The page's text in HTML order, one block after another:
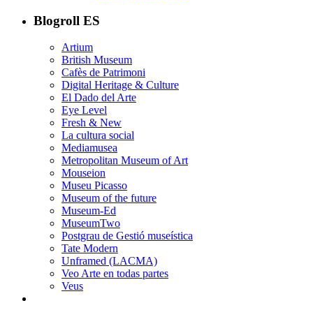
Blogroll ES
Artium
British Museum
Cafès de Patrimoni
Digital Heritage & Culture
El Dado del Arte
Eye Level
Fresh & New
La cultura social
Mediamusea
Metropolitan Museum of Art
Mouseion
Museu Picasso
Museum of the future
Museum-Ed
MuseumTwo
Postgrau de Gestió museística
Tate Modern
Unframed (LACMA)
Veo Arte en todas partes
Veus